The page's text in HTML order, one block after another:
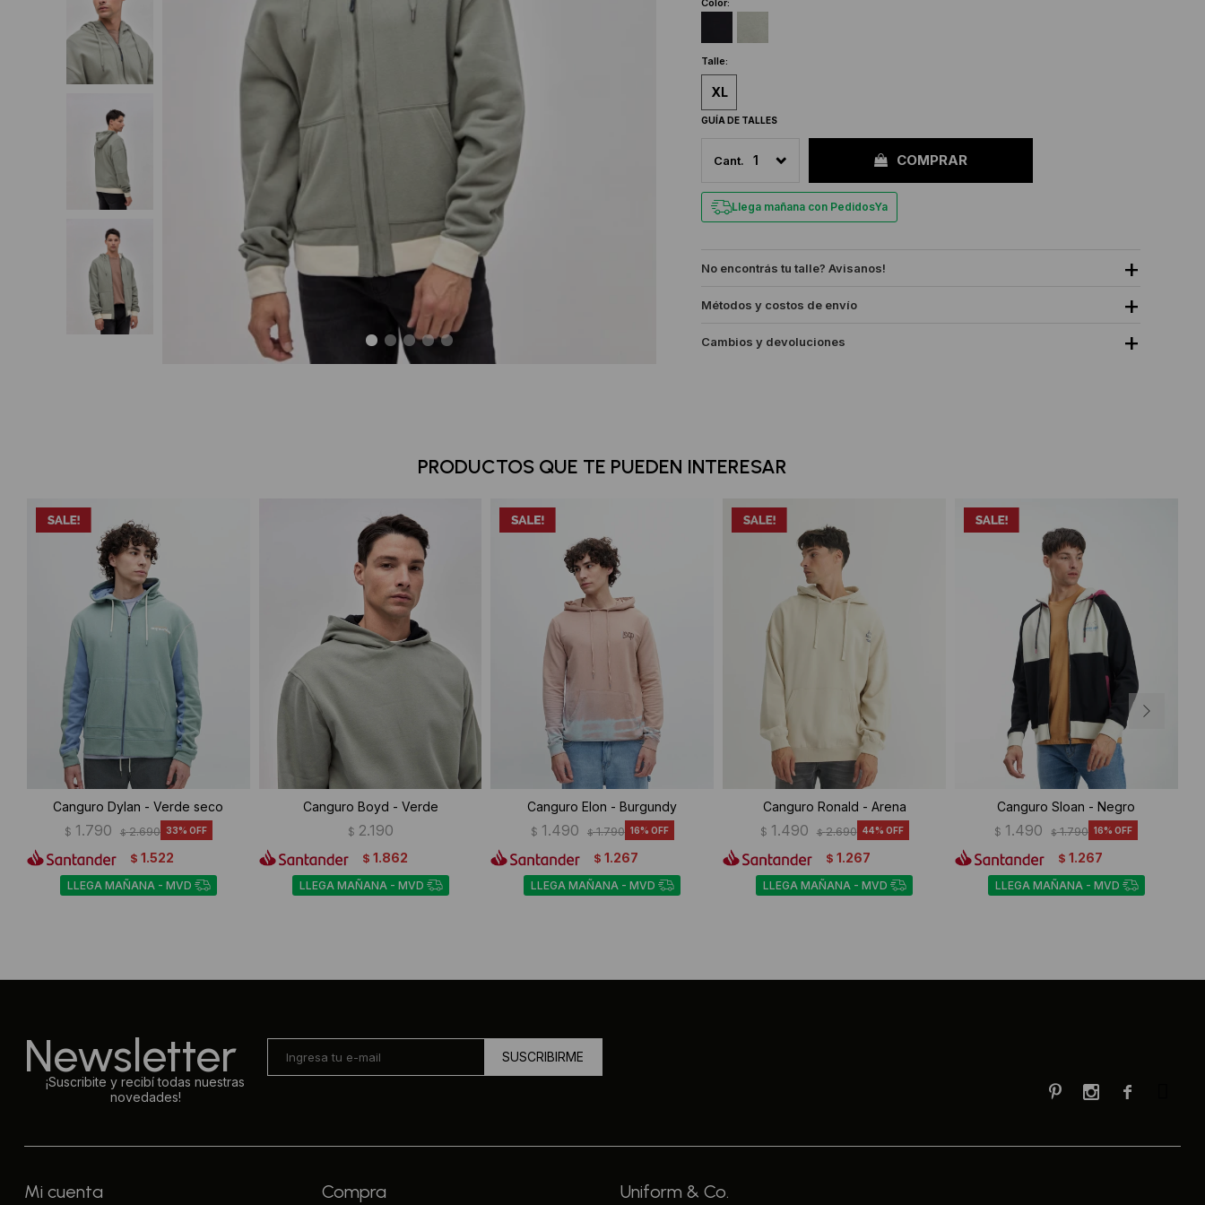
Color:
Talle:
XL
GUÍA DE TALLES
1 COMPRAR
Llega mañana con PedidosYa
No encontrás tu talle? Avisanos!
Métodos y costos de envío
Cambios y devoluciones
PRODUCTOS QUE TE PUEDEN INTERESAR
Canguro Dylan - Verde seco
$ 1.790 $ 2.690 33
$ 1.522
LLEGA MAÑANA - MVD
Canguro Boyd - Verde
$ 2.190
$ 1.862
LLEGA MAÑANA - MVD
Canguro Elon - Burgundy
$ 1.490 $ 1.790 16
$ 1.267
LLEGA MAÑANA - MVD
Canguro Ronald - Arena
$ 1.490 $ 2.690 44
$ 1.267
LLEGA MAÑANA - MVD
Canguro Sloan - Negro
$ 1.490 $ 1.790 16
$ 1.267
LLEGA MAÑANA - MVD
Newsletter
¡Suscribite y recibí todas nuestras
novedades!
SUSCRIBIRME

 
Mi cuenta Compra Uniform & Co.